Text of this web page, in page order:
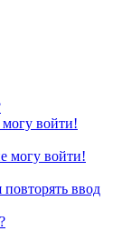
могу войти!
могу войти!
ввод